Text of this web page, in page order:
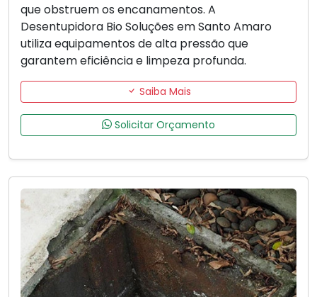
que obstruem os encanamentos. A
Desentupidora Bio Soluções em Santo Amaro
utiliza equipamentos de alta pressão que
garantem eficiência e limpeza profunda.
Saiba Mais
Solicitar Orçamento